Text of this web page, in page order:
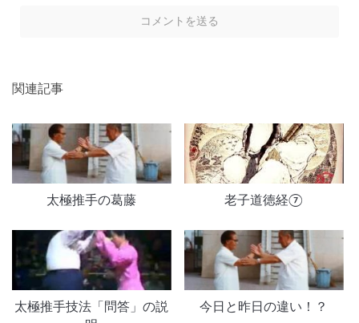
関連記事
太極推手の葛藤 老子道徳経⑦
太極推手技法「問答」の説
今日と昨日の違い！？